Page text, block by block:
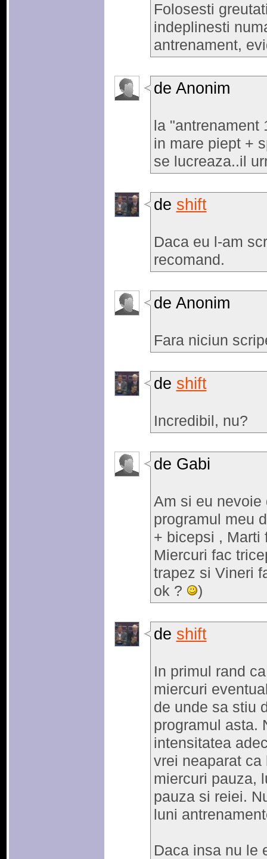
Folosesti
indeplinesti
antrenament,
de Anonim
la "antrenament
in mare piept +
se lucreaza..il
de shift
Daca eu l-am
recomand.
de Anonim
Fara niciun
de shift
Incredibil, nu?
de Gabi
Am si eu nevoie
programul meu
+ bicepsi , Marti
Miercuri fac
trapez si Vineri
ok ?
)
de shift
In primul rand
miercuri
de unde sa stiu
programul asta.
intensitatea
vrei neaparat
miercuri pauza,
pauza si reiei.
luni
Daca insa nu le